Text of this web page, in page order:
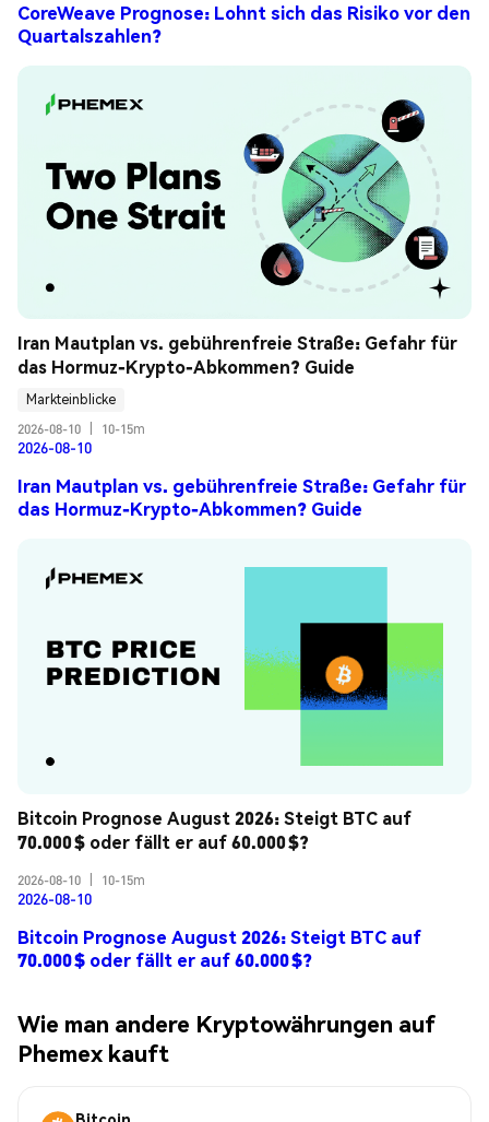
CoreWeave Prognose: Lohnt sich das Risiko vor den
Quartalszahlen?
Iran Mautplan vs. gebührenfreie Straße: Gefahr für
das Hormuz-Krypto-Abkommen? Guide
Markteinblicke
2026-08-10
10-15m
2026-08-10
Iran Mautplan vs. gebührenfreie Straße: Gefahr für
das Hormuz-Krypto-Abkommen? Guide
Bitcoin Prognose August 2026: Steigt BTC auf
70.000 $ oder fällt er auf 60.000 $?
2026-08-10 10-15m
2026-08-10
Bitcoin Prognose August 2026: Steigt BTC auf
70.000 $ oder fällt er auf 60.000 $?
Wie man andere Kryptowährungen auf
Phemex kauft